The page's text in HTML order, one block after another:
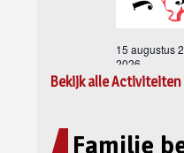
Bekijk alle Activiteiten